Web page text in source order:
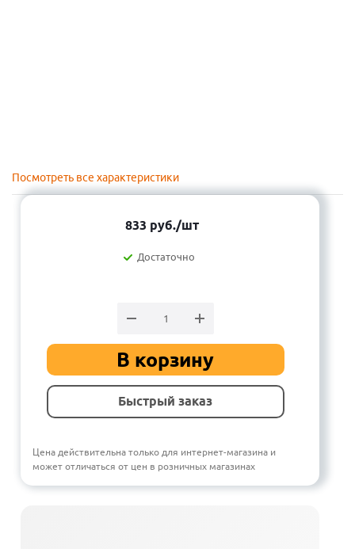
Посмотреть все характеристики
833 руб./шт
Достаточно
В корзину
Быстрый заказ
Цена действительна только для интернет-магазина и
может отличаться от цен в розничных магазинах